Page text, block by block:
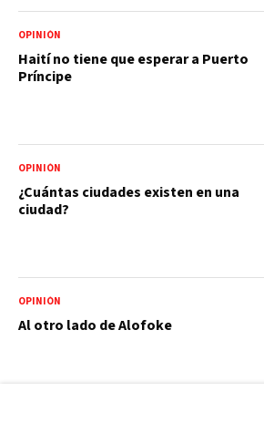
OPINIÓN
Haití no tiene que esperar a Puerto
Príncipe
OPINIÓN
¿Cuántas ciudades existen en una
ciudad?
OPINIÓN
Al otro lado de Alofoke